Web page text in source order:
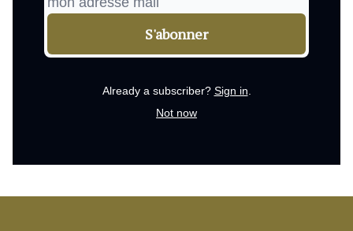
Already a subscriber? Sign in.
Not now